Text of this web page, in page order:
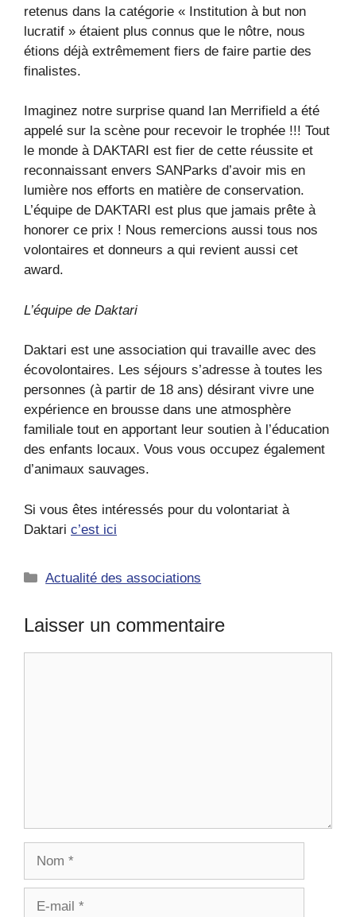
retenus dans la catégorie « Institution à but non
lucratif » étaient plus connus que le nôtre, nous
étions déjà extrêmement fiers de faire partie des
finalistes.
Imaginez notre surprise quand Ian Merrifield a été
appelé sur la scène pour recevoir le trophée !!! Tout
le monde à DAKTARI est fier de cette réussite et
reconnaissant envers SANParks d’avoir mis en
lumière nos efforts en matière de conservation.
L’équipe de DAKTARI est plus que jamais prête à
honorer ce prix ! Nous remercions aussi tous nos
volontaires et donneurs a qui revient aussi cet
award.
L’équipe de Daktari
Daktari est une association qui travaille avec des
écovolontaires. Les séjours s’adresse à toutes les
personnes (à partir de 18 ans) désirant vivre une
expérience en brousse dans une atmosphère
familiale tout en apportant leur soutien à l’éducation
des enfants locaux. Vous vous occupez également
d’animaux sauvages.
Si vous êtes intéressés pour du volontariat à
Daktari c’est ici
Catégories
Actualité des associations
Laisser un commentaire